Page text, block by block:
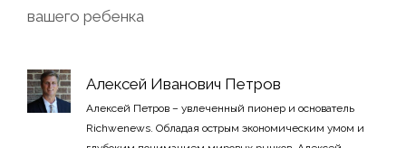
вашего ребенка
Алексей Иванович Петров
Алексей Петров – увлеченный пионер и основатель
Richwenews. Обладая острым экономическим умом и